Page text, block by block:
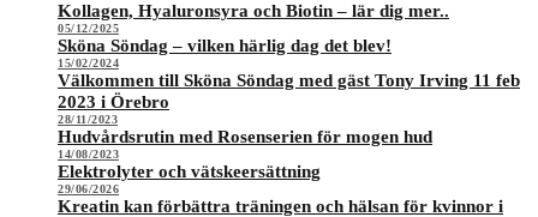
Kollagen, Hyaluronsyra och Biotin – lär dig mer..
05/12/2025
Sköna Söndag – vilken härlig dag det blev!
15/02/2024
Välkommen till Sköna Söndag med gäst Tony Irving 11 feb
2023 i Örebro
28/11/2023
Hudvårdsrutin med Rosenserien för mogen hud
14/08/2023
Elektrolyter och vätskeersättning
29/06/2026
Kreatin kan förbättra träningen och hälsan för kvinnor i